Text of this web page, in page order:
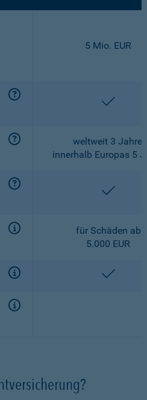
5 Mio. EUR
weltweit 3 Jahre,
innerhalb Europas 5
für Schäden ab
5.000 EUR